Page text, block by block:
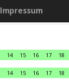
Impressum
14 15 16 17 18
14 15 16 17 18